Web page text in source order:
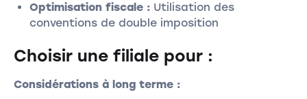
Optimisation fiscale : Utilisation des
conventions de double imposition
Choisir une filiale pour :
Considérations à long terme :